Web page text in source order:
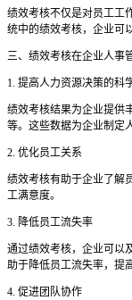
绩效考核不仅是对员工工
统中的绩效考核，企业可
三、绩效考核在企业人事
1. 提高人力资源决策的科
绩效考核结果为企业提供
等。这些数据为企业制定
2. 优化员工关系
绩效考核有助于企业了解
工满意度。
3. 降低员工流失率
通过绩效考核，企业可以
助于降低员工流失率，提
4. 促进团队协作